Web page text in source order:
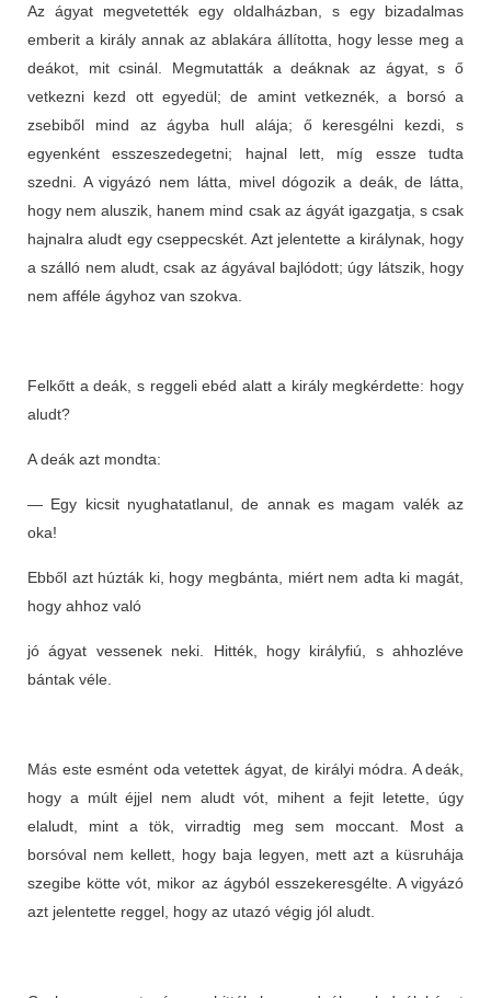
Az ágyat megvetették egy oldalházban, s egy bizadalmas
emberit a király annak az ablakára állította, hogy lesse meg a
deákot, mit csinál. Megmutatták a deáknak az ágyat, s ő
vetkezni kezd ott egyedül; de amint vetkeznék, a borsó a
zsebiből mind az ágyba hull alája; ő keresgélni kezdi, s
egyenként esszeszedegetni; hajnal lett, míg essze tudta
szedni. A vigyázó nem látta, mivel dógozik a deák, de látta,
hogy nem aluszik, hanem mind csak az ágyát igazgatja, s csak
hajnalra aludt egy cseppecskét. Azt jelentette a királynak, hogy
a szálló nem aludt, csak az ágyával bajlódott; úgy látszik, hogy
nem afféle ágyhoz van szokva.
Felkőtt a deák, s reggeli ebéd alatt a király megkérdette: hogy
aludt?
A deák azt mondta:
— Egy kicsit nyughatatlanul, de annak es magam valék az
oka!
Ebből azt húzták ki, hogy megbánta, miért nem adta ki magát,
hogy ahhoz való
jó ágyat vessenek neki. Hitték, hogy királyfiú, s ahhozléve
bántak véle.
Más este esmént oda vetettek ágyat, de királyi módra. A deák,
hogy a múlt éjjel nem aludt vót, mihent a fejit letette, úgy
elaludt, mint a tök, virradtig meg sem moccant. Most a
borsóval nem kellett, hogy baja legyen, mett azt a küsruhája
szegibe kötte vót, mikor az ágyból esszekeresgélte. A vigyázó
azt jelentette reggel, hogy az utazó végig jól aludt.